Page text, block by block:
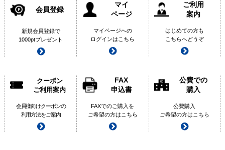
会員登録
新規会員登録で
1000ptプレゼント
マイ
ページ
マイページへの
ログインはこちら
ご利用
案内
はじめての方も
こちらへどうぞ
クーポン
ご利用案内
会員様向けクーポンの
利用方法をご案内
FAX
申込書
FAXでのご購入を
ご希望の方はこちら
公費での
購入
公費購入
ご希望の方はこちら